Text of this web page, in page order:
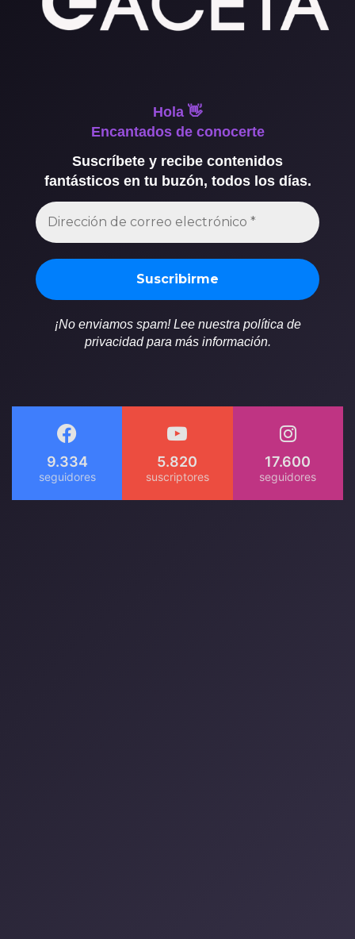
Hola 👋
Encantados de conocerte
Suscríbete y recibe contenidos
fantásticos en tu buzón, todos los días.
¡No enviamos spam! Lee nuestra política de
privacidad para más información.
9.334 5.820 17.600